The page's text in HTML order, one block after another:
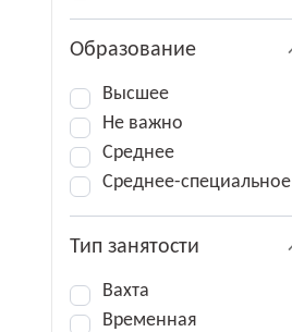
Образование
Высшее
Не важно
Среднее
Среднее-специальное
Тип занятости
Вахта
Временная